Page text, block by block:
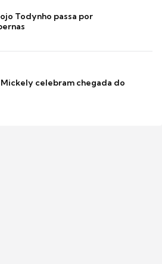
Todynho passa por
Mickely celebram chegada do